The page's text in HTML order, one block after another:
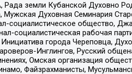
Рада земли Кубанской Духовно
Духовная Семинария
социалистическое общество,
социалистическая рабочая
города Череповца,
Инглингов, Русский
Омская организация
Файзрахманисты,